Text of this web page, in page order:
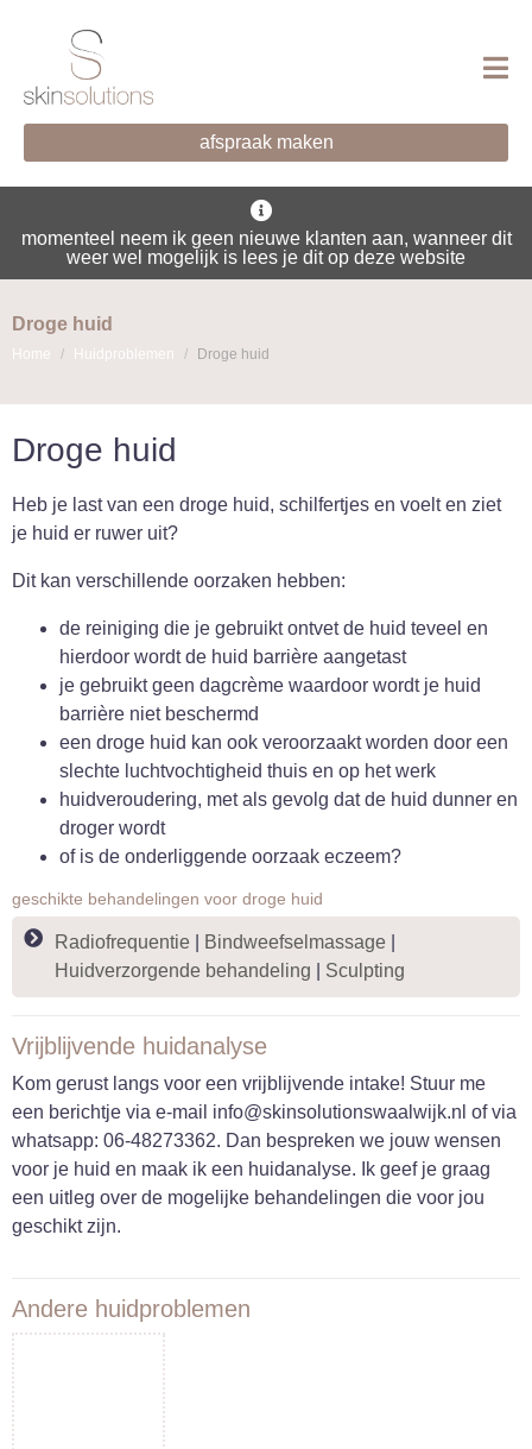
afspraak maken
momenteel neem ik geen nieuwe klanten aan, wanneer dit
weer wel mogelijk is lees je dit op deze website
Droge huid
Home Huidproblemen Droge huid
Droge huid
Heb je last van een droge huid, schilfertjes en voelt en ziet
je huid er ruwer uit?
Dit kan verschillende oorzaken hebben:
de reiniging die je gebruikt ontvet de huid teveel en
hierdoor wordt de huid barrière aangetast
je gebruikt geen dagcrème waardoor wordt je huid
barrière niet beschermd
een droge huid kan ook veroorzaakt worden door een
slechte luchtvochtigheid thuis en op het werk
huidveroudering, met als gevolg dat de huid dunner en
droger wordt
of is de onderliggende oorzaak eczeem?
geschikte behandelingen voor droge huid
Radiofrequentie Bindweefselmassage
Huidverzorgende behandeling
Sculpting
Vrijblijvende huidanalyse
Kom gerust langs voor een vrijblijvende intake! Stuur me
een berichtje via e-mail info@skinsolutionswaalwijk.nl of via
whatsapp: 06-48273362. Dan bespreken we jouw wensen
voor je huid en maak ik een huidanalyse. Ik geef je graag
een uitleg over de mogelijke behandelingen die voor jou
geschikt zijn.
Andere huidproblemen